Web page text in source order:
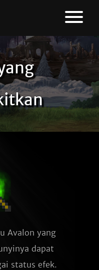
Avalon yang
dapat
status efek.